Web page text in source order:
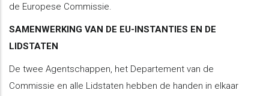
de Europese Commissie.
SAMENWERKING VAN DE EU-INSTANTIES EN DE
LIDSTATEN
De twee Agentschappen, het Departement van de
Commissie en alle Lidstaten hebben de handen in elkaar